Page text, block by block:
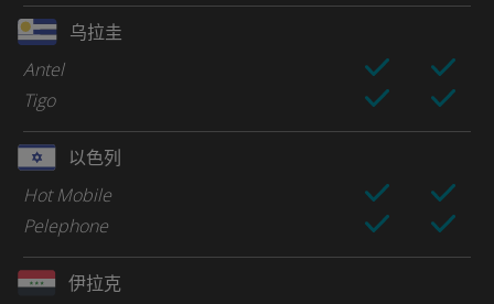
乌拉圭
Antel
Tigo
以色列
Hot Mobile
Pelephone
伊拉克